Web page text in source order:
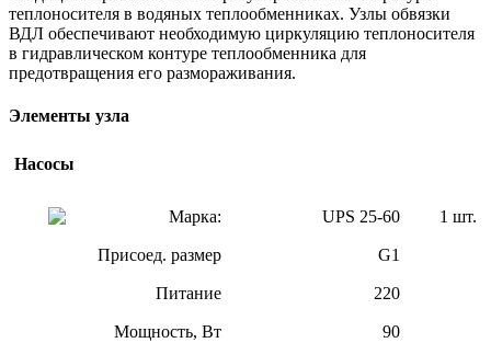
теплоносителя в водяных теплообменниках. Узлы обвязки
ВДЛ обеспечивают необходимую циркуляцию теплоносителя
в гидравлическом контуре теплообменника для
предотвращения его размораживания.
Элементы узла
Насосы
Марка: UPS 25-60 1 шт.
Присоед. размер G1
Питание 220
Мощность, Вт 90